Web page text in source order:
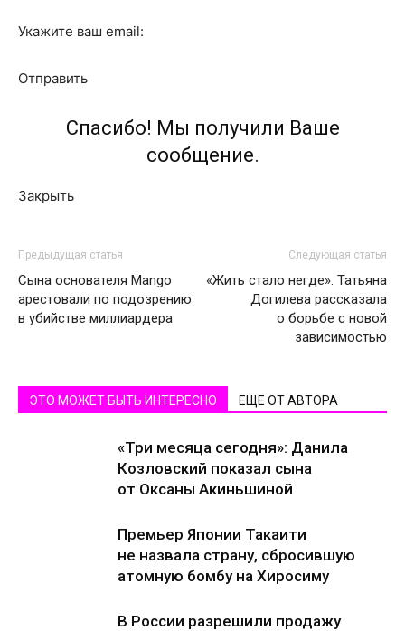
Укажите ваш email:
Отправить
Спасибо! Мы получили Ваше
сообщение.
Закрыть
Предыдущая статья
Сына основателя Mango
арестовали по подозрению
в убийстве миллиардера
Следующая статья
«Жить стало негде»: Татьяна
Догилева рассказала
о борьбе с новой
зависимостью
ЭТО МОЖЕТ БЫТЬ ИНТЕРЕСНО ЕЩЕ ОТ АВТОРА
«Три месяца сегодня»: Данила
Козловский показал сына
от Оксаны Акиньшиной
Премьер Японии Такаити
не назвала страну, сбросившую
атомную бомбу на Хиросиму
В России разрешили продажу